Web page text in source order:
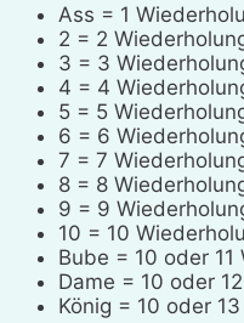
Ass = 1
2 = 2
3 = 3
4 = 4
5 = 5
6 = 6
7 = 7
8 = 8
9 = 9
10 = 10
Bube = 10 oder
Dame = 10 oder
König = 10 oder